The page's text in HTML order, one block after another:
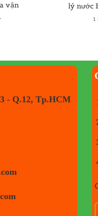
vận
lý nước
1
- Q.12, Tp.HCM